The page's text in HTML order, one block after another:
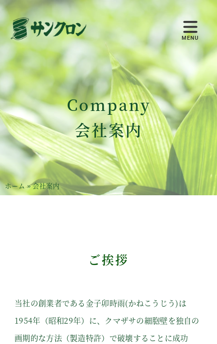
Company
会社案内
ホーム»会社案内
ご挨拶
当社の創業者である金子卯時⾬(かねこうじう)は
1954年（昭和29年）に、クマザサの細胞壁を独⾃の
画期的な⽅法（製造特許）で破壊することに成功